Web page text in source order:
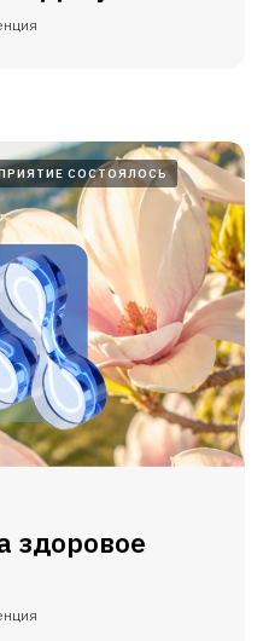
СОСТОЯЛОСЬ
здоровое